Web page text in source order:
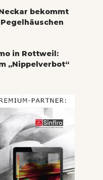
bekommt
in Rottweil:
„Nippelverbot“